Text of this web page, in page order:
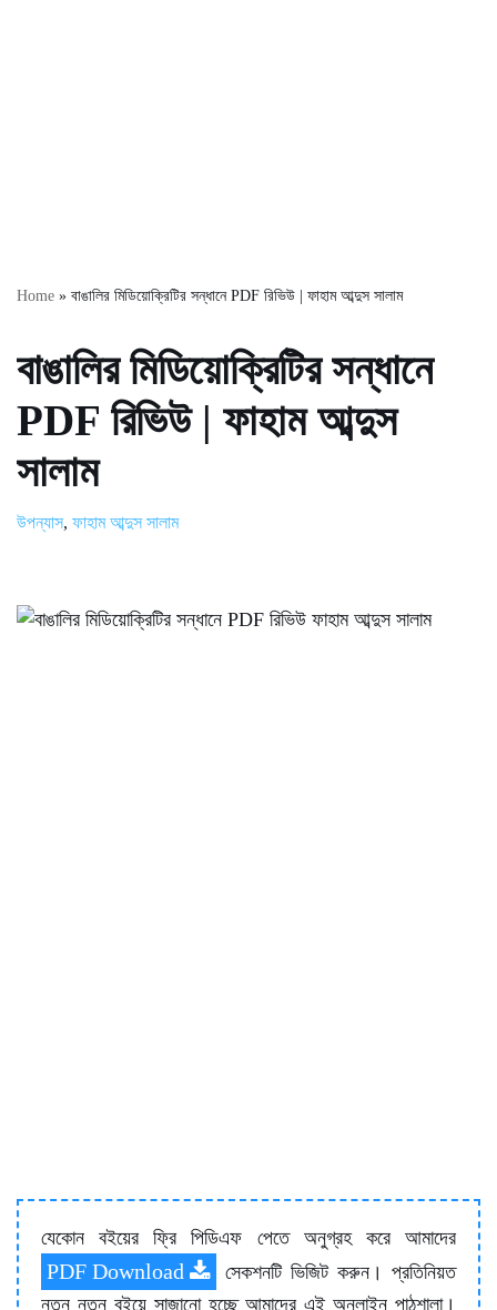
Home » বাঙালির মিডিয়োক্রিটির সন্ধানে PDF রিভিউ | ফাহাম আব্দুস সালাম
বাঙালির মিডিয়োক্রিটির সন্ধানে
PDF রিভিউ | ফাহাম আব্দুস
সালাম
উপন্যাস, ফাহাম আব্দুস সালাম
যেকোন বইয়ের ফ্রি পিডিএফ পেতে অনুগ্রহ করে আমাদের
PDF Download
সেকশনটি ভিজিট করুন। প্রতিনিয়ত
নতুন নতুন বইয়ে সাজানো হচ্ছে আমাদের এই অনলাইন পাঠশালা।